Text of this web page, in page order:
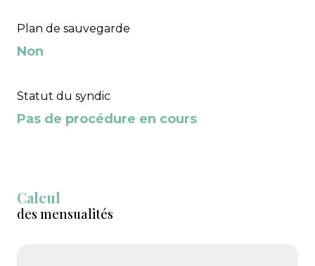
Plan de sauvegarde
Non
Statut du syndic
Pas de procédure en cours
Calcul
des mensualités